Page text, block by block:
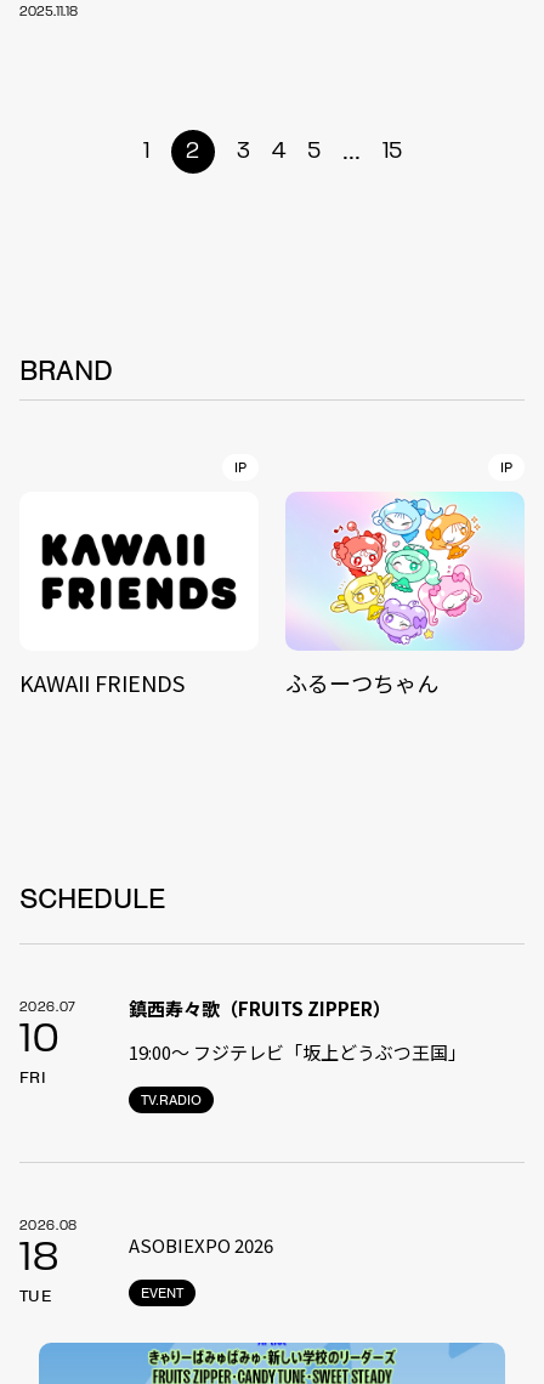
2025.11.18
1 2 3 4 5 ... 15
BRAND
IP
KAWAII FRIENDS
IP
ふるーつちゃん
SCHEDULE
2026.07
10
FRI
TV.RADIO
鎮西寿々歌（FRUITS ZIPPER）
19:00〜 フジテレビ「坂上どうぶつ王国」
2026.08
18
TUE EVENT
ASOBIEXPO 2026